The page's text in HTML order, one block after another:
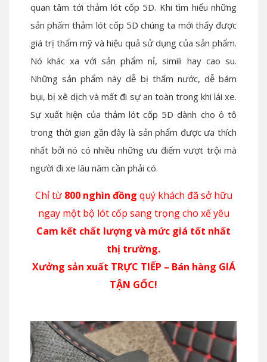
quan tâm tới thảm lót cốp 5D. Khi tìm hiểu những
sản phẩm thảm lót cốp 5D chúng ta mới thấy được
giá trị thẩm mỹ và hiệu quả sử dụng của sản phẩm.
Nó khác xa với sản phẩm nỉ, simili hay cao su.
Những sản phẩm này dễ bị thấm nước, dễ bám
bụi, bị xê dịch và mất đi sự an toàn trong khi lái xe.
Sự xuất hiện của thảm lót cốp 5D dành cho ô tô
trong thời gian gần đây là sản phẩm được ưa thích
nhất bởi nó có nhiều những ưu điểm vượt trội mà
người đi xe lâu năm cần phải có.
Chỉ từ 800 nghìn đồng quý khách đã sở hữu
ngay một bộ lót cốp sang trọng cho xế yêu
Cam kết chất lượng và mức giá tốt nhất
thị trường.
Xưởng sản xuất TRỰC TIẾP – Bán hàng GIÁ
TẬN GỐC!